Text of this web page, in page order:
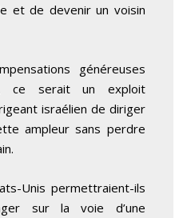
et de devenir un voisin
généreuses
ce serait un exploit
israélien de diriger
ampleur sans perdre
Unis permettraient-ils
sur la voie d’une